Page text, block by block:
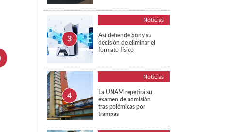
Noticias
Así defiende Sony su
decisión de eliminar el
formato físico
Noticias
La UNAM repetirá su
examen de admisión
tras polémicas por
trampas